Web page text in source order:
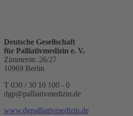
Deutsche Gesellschaft
für Palliativmedizin e. V.
Zimmerstr. 26/27
10969 Berlin
T 030 / 30 10 100 - 0
dgp@palliativmedizin.de
www.dgpalliativmedizin.de